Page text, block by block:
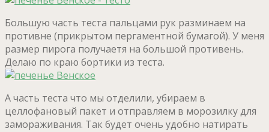
Большую часть теста пальцами рук разминаем на
противне (прикрытом пергаментной бумагой). У меня
размер пирога получаетя на большой противень.
Делаю по краю бортики из теста.
А часть теста что мы отделили, убираем в
целлофановый пакет и отправляем в морозилку для
замораживания. Так будет очень удобно натирать